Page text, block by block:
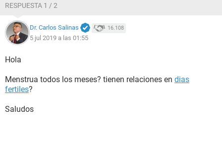
RESPUESTA 1 / 2
Dr. Carlos Salinas 16.108
5 jul 2019 a las 01:55
Hola
Menstrua todos los meses? tienen relaciones en dias
fertiles?
Saludos